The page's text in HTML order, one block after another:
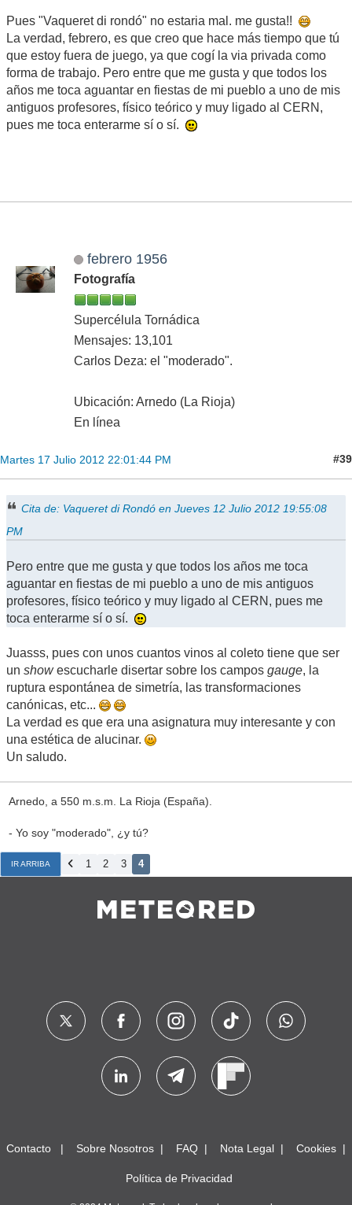
Pues "Vaqueret di rondó" no estaria mal. me gusta!!
La verdad, febrero, es que creo que hace más tiempo que tú
que estoy fuera de juego, ya que cogí la via privada como
forma de trabajo. Pero entre que me gusta y que todos los
años me toca aguantar en fiestas de mi pueblo a uno de mis
antiguos profesores, físico teórico y muy ligado al CERN,
pues me toca enterarme sí o sí.
febrero 1956
Fotografía
Supercélula Tornádica
Mensajes: 13,101
Carlos Deza: el "moderado".
Ubicación: Arnedo (La Rioja)
En línea
Martes 17 Julio 2012 22:01:44 PM #39
Cita de: Vaqueret di Rondó en Jueves 12 Julio 2012 19:55:08
PM
Pero entre que me gusta y que todos los años me toca
aguantar en fiestas de mi pueblo a uno de mis antiguos
profesores, físico teórico y muy ligado al CERN, pues me
toca enterarme sí o sí.
Juasss, pues con unos cuantos vinos al coleto tiene que ser
un showescucharle disertar sobre los campos gauge, la
ruptura espontánea de simetría, las transformaciones
canónicas, etc...
La verdad es que era una asignatura muy interesante y con
una estética de alucinar.
Un saludo.
Arnedo, a 550 m.s.m. La Rioja (España).
- Yo soy "moderado", ¿y tú?
IR ARRIBA 1 2 3 4
Contacto Sobre Nosotros FAQ Nota Legal Cookies
Política de Privacidad